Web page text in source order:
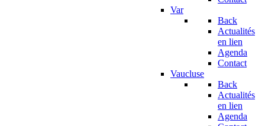
Var
Back
Actualités
en lien
Agenda
Contact
Vaucluse
Back
Actualités
en lien
Agenda